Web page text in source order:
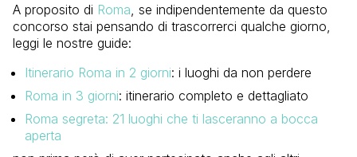
A proposito di Roma , se indipendentemente da questo
concorso stai pensando di trascorrerci qualche giorno,
leggi le nostre guide:
Itinerario Roma in 2 giorni: i luoghi da non perdere
Roma in 3 giorni: itinerario completo e dettagliato
Roma segreta: 21 luoghi che ti lasceranno a bocca
aperta